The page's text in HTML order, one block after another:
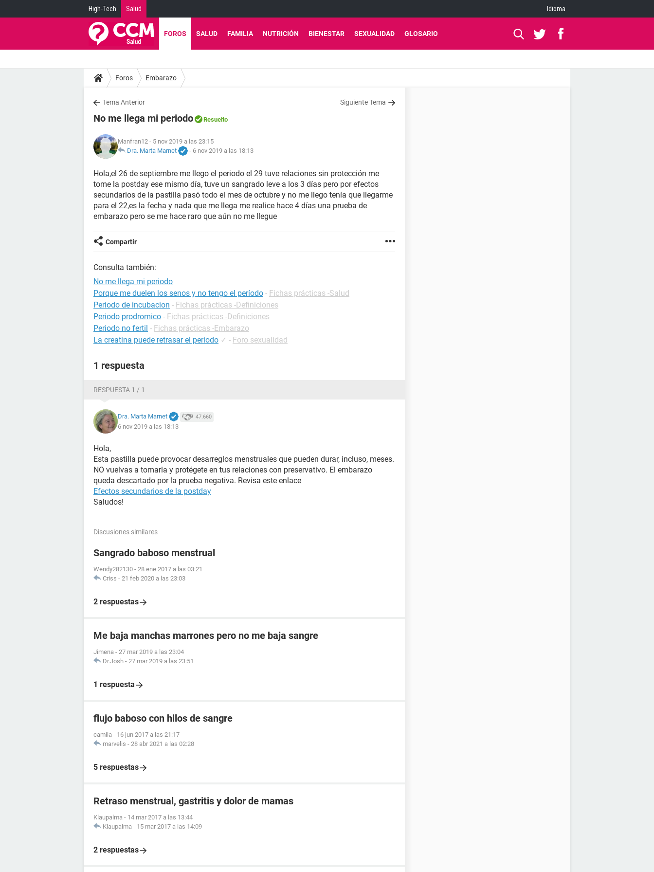
High-Tech Salud Idioma
FOROS SALUD FAMILIA NUTRICIÓN BIENESTAR SEXUALIDAD GLOSARIO
Foros Embarazo
Tema Anterior Siguiente Tema
No me llega mi periodo Resuelto
Manfran12 - 5 nov 2019 a las 23:15
Dra. Marta Marnet
- 6 nov 2019 a las 18:13
Hola,el 26 de septiembre me llego el periodo el 29 tuve relaciones sin protección me
tome la postday ese mismo día, tuve un sangrado leve a los 3 días pero por efectos
secundarios de la pastilla pasó todo el mes de octubre y no me llego tenía que llegarme
para el 22,es la fecha y nada que me llega me realice hace 4 días una prueba de
embarazo pero se me hace raro que aún no me llegue
Compartir
Consulta también:
No me llega mi periodo
Porque me duelen los senos y no tengo el período - Fichas prácticas -Salud
Periodo de incubacion - Fichas prácticas -Definiciones
Periodo prodromico - Fichas prácticas -Definiciones
Periodo no fertil - Fichas prácticas -Embarazo
La creatina puede retrasar el periodo ✓ - Foro sexualidad
1 respuesta
RESPUESTA 1 / 1
Dra. Marta Marnet 47.660
6 nov 2019 a las 18:13
Hola,
Esta pastilla puede provocar desarreglos menstruales que pueden durar, incluso, meses.
NO vuelvas a tomarla y protégete en tus relaciones con preservativo. El embarazo
queda descartado por la prueba negativa. Revisa este enlace
Efectos secundarios de la postday
Saludos!
Discusiones similares
Sangrado baboso menstrual
Wendy282130 - 28 ene 2017 a las 03:21
Criss - 21 feb 2020 a las 23:03
2 respuestas
Me baja manchas marrones pero no me baja sangre
Jimena - 27 mar 2019 a las 23:04
Dr.Josh - 27 mar 2019 a las 23:51
1 respuesta
flujo baboso con hilos de sangre
camila - 16 jun 2017 a las 21:17
marvelis - 28 abr 2021 a las 02:28
5 respuestas
Retraso menstrual, gastritis y dolor de mamas
Klaupalma - 14 mar 2017 a las 13:44
Klaupalma - 15 mar 2017 a las 14:09
2 respuestas